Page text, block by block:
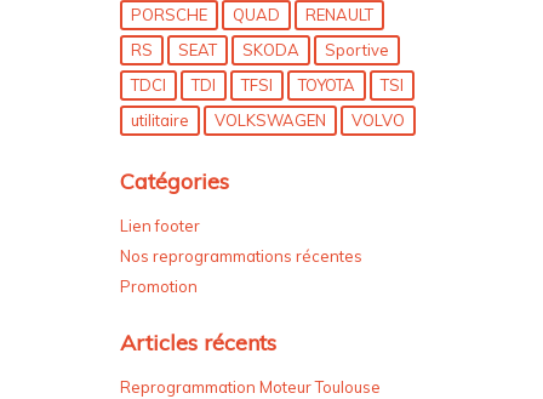
PORSCHE
QUAD
RENAULT
RS
SEAT SKODA
Sportive
TDCI
TDI TFSI TOYOTA
TSI
utilitaire
VOLKSWAGEN VOLVO
Catégories
Lien footer
Nos reprogrammations récentes
Promotion
Articles récents
Reprogrammation Moteur Toulouse